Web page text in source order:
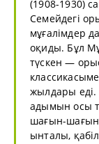
(1908-1930)
Семейдегі
мұғалімдер
оқиды. Бұл
түскен —
жылдары еді.
адымын осы
шағын-шағын
ынталы,